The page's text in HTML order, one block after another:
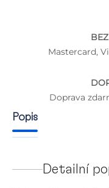
Mastercard,
Doprava
Popis
Detailní